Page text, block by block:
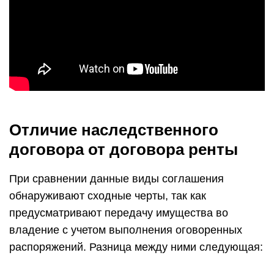
Отличие наследственного
договора от договора ренты
При сравнении данные виды соглашения
обнаруживают сходные черты, так как
предусматривают передачу имущества во
владение с учетом выполнения оговоренных
распоряжений. Разница между ними следующая: